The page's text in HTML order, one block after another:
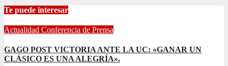
Te puede interesar
Actualidad Conferencia de Prensa
GAGO POST VICTORIA ANTE LA UC: «GANAR UN
CLÁSICO ES UNA ALEGRÍA».